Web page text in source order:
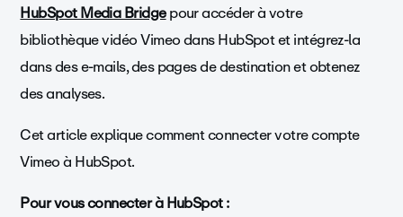
HubSpot Media Bridgepour accéder à votre
bibliothèque vidéo Vimeo dans HubSpot et intégrez-la
dans des e-mails, des pages de destination et obtenez
des analyses.
Cet article explique comment connecter votre compte
Vimeo à HubSpot.
Pour vous connecter à HubSpot :